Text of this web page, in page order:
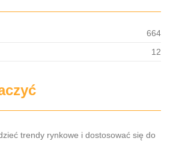
664
12
trendy rynkowe i dostosować się do